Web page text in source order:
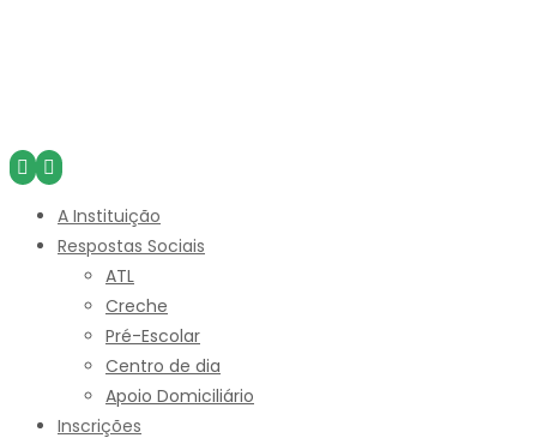
A Instituição
Respostas Sociais
ATL
Creche
Pré-Escolar
Centro de dia
Apoio Domiciliário
Inscrições